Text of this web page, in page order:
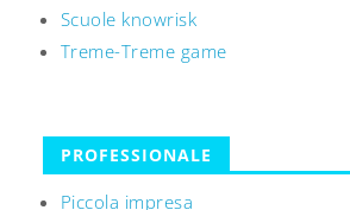
Scuole knowrisk
Treme-Treme game
PROFESSIONALE
Piccola impresa